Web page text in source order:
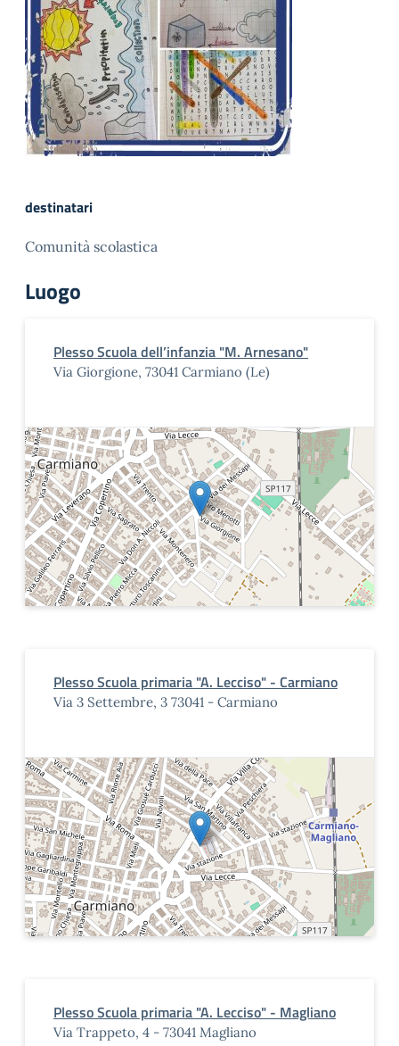
destinatari
Comunità scolastica
Luogo
Plesso Scuola dell’infanzia "M. Arnesano"
Via Giorgione, 73041 Carmiano (Le)
Plesso Scuola primaria "A. Lecciso" - Carmiano
Via 3 Settembre, 3 73041 - Carmiano
Plesso Scuola primaria "A. Lecciso" - Magliano
Via Trappeto, 4 - 73041 Magliano